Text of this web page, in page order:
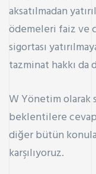
aksatılmadan
ödemeleri faiz ve
sigortası
tazminat hakkı da
W Yönetimolarak
beklentilere
diğer bütün
karşılıyoruz.